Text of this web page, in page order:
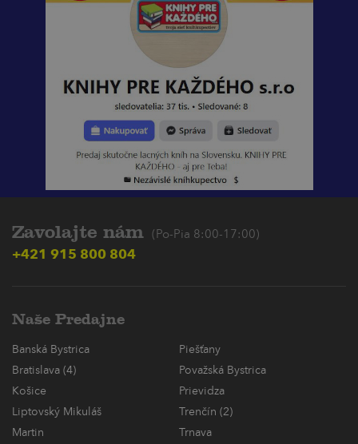
Zavolajte nám (Po-Pia 8:00-17:00)
+421 915 800 804
Naše Predajne
Banská Bystrica
Piešťany
Bratislava (4)
Považská Bystrica
Košice
Prievidza
Liptovský Mikuláš
Trenčín (2)
Martin
Trnava